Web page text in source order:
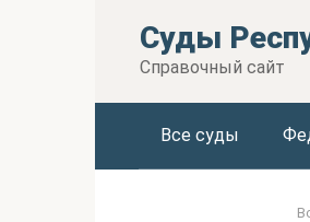
Суды
Справочный сайт
Все суды